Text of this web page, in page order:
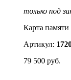
только под
Карта
Артикул:
79 500 руб.